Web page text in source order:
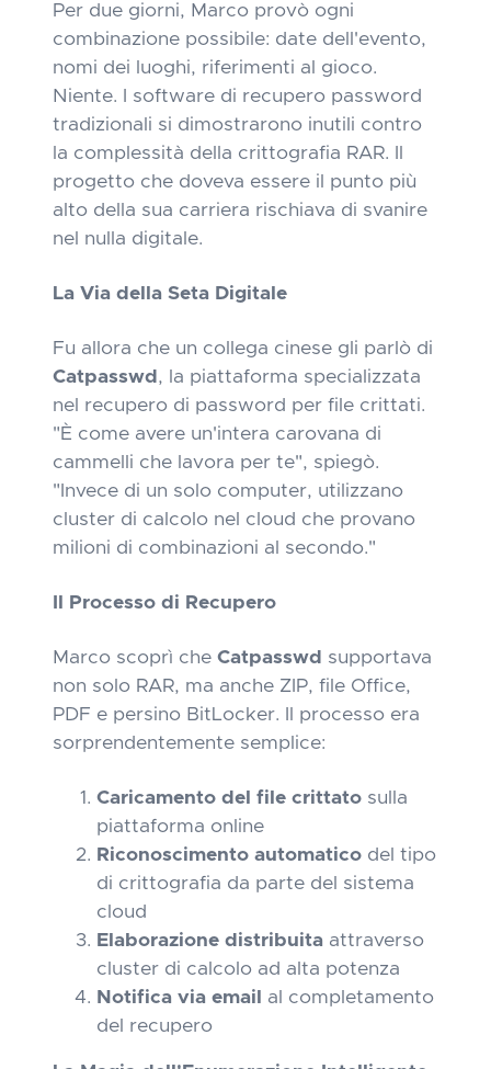
Per due giorni, Marco provò ogni
combinazione possibile: date dell'evento,
nomi dei luoghi, riferimenti al gioco.
Niente. I software di recupero password
tradizionali si dimostrarono inutili contro
la complessità della crittografia RAR. Il
progetto che doveva essere il punto più
alto della sua carriera rischiava di svanire
nel nulla digitale.
La Via della Seta Digitale
Fu allora che un collega cinese gli parlò di
Catpasswd , la piattaforma specializzata
nel recupero di password per file crittati.
"È come avere un'intera carovana di
cammelli che lavora per te", spiegò.
"Invece di un solo computer, utilizzano
cluster di calcolo nel cloud che provano
milioni di combinazioni al secondo."
Il Processo di Recupero
Marco scoprì che Catpasswd supportava
non solo RAR, ma anche ZIP, file Office,
PDF e persino BitLocker. Il processo era
sorprendentemente semplice:
Caricamento del file crittato sulla
piattaforma online
Riconoscimento automatico del tipo
di crittografia da parte del sistema
cloud
Elaborazione distribuita attraverso
cluster di calcolo ad alta potenza
Notifica via email
al completamento
del recupero